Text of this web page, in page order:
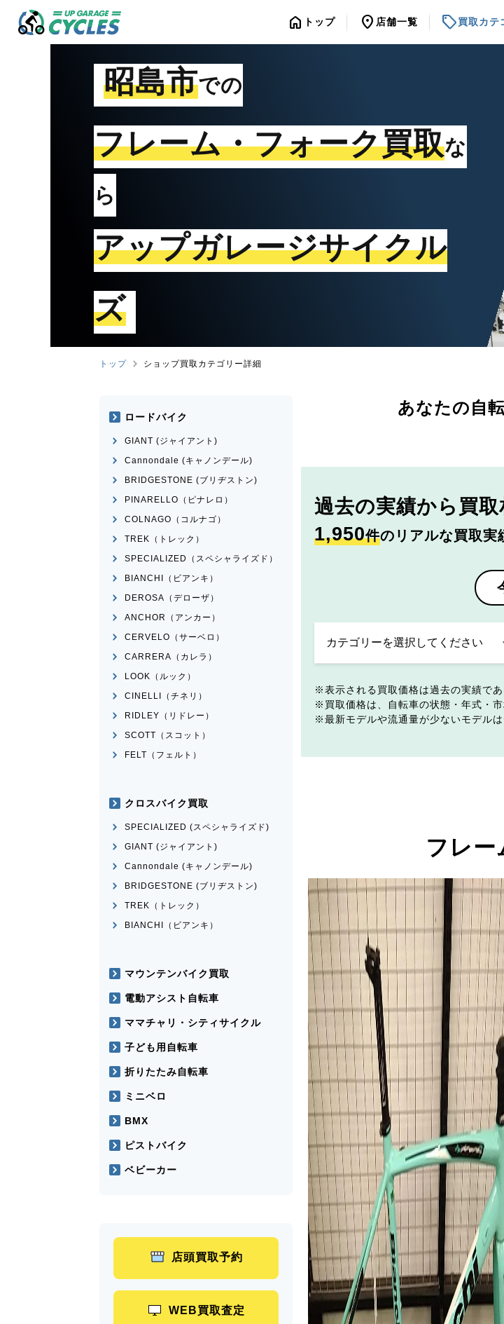
home トップ location_on 店舗一覧 sell買取カテ
昭島市での
フレーム・フォーク買取な
ら
アップガレージサイクル
ズ
トップ ショップ買取カテゴリー詳細
あなたの自転
過去の実績から 買
1,950件のリアルな買取実
表示される買取価格は過去の実績で
買取価格は、自転車の状態・年式・
最新モデルや流通量が少ないモデル
フレー
ロードバイク
GIANT (ジャイアント)
Cannondale (キャノンデール)
BRIDGESTONE (ブリヂストン)
PINARELLO（ピナレロ）
COLNAGO（コルナゴ）
TREK（トレック）
SPECIALIZED（スペシャライズド）
BIANCHI（ビアンキ）
DEROSA（デローザ）
ANCHOR（アンカー）
CERVELO（サーベロ）
CARRERA（カレラ）
LOOK（ルック）
CINELLI（チネリ）
RIDLEY（リドレー）
SCOTT（スコット）
FELT（フェルト）
クロスバイク買取
SPECIALIZED (スペシャライズド)
GIANT (ジャイアント)
Cannondale (キャノンデール)
BRIDGESTONE (ブリヂストン)
TREK（トレック）
BIANCHI（ビアンキ）
マウンテンバイク買取
電動アシスト自転車
ママチャリ・シティサイクル
子ども用自転車
折りたたみ自転車
ミニベロ
BMX
ピストバイク
ベビーカー
店頭買取予約
WEB買取査定